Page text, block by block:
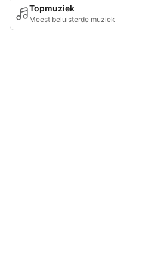
Topmuziek
Meest beluisterde muziek